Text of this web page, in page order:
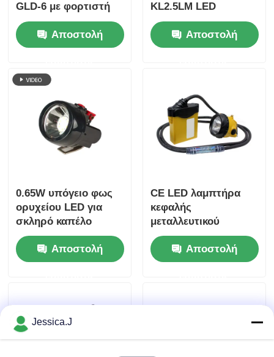
GLD-6 με φορτιστή
25000lux
επαναφορτιζόμενα
Αποστολή
KL2.5LM LED
ασύρματο
ανθρακωρύχων
Φώτα 4000lux 3.7V
Αποστολή
0.65W υπόγειο φως
ορυχείου LED για
σκληρό καπέλο
4000lux
επαναφορτιζόμενο
Αποστολή
CE LED λαμπτήρα
κεφαλής
μεταλλευτικού
υπόγειου 15000Lux
για ανθρακωρύχο
KL5M με σύρμα
Αποστολή
Jessica.J